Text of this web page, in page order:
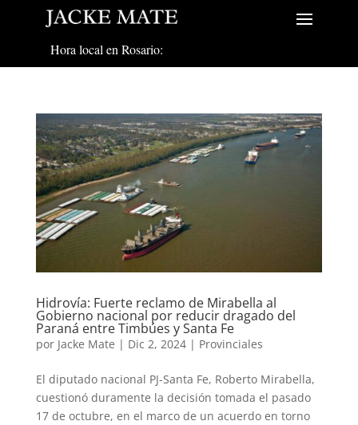
Hora local en Rosario:
Hidrovía: Fuerte reclamo de Mirabella al
Gobierno nacional por reducir dragado del
Paraná entre Timbúes y Santa Fe
por Jacke Mate | Dic 2, 2024| Provinciales
El diputado nacional PJ-Santa Fe, Roberto Mirabella,
cuestionó duramente la decisión tomada el pasado
17 de octubre, en el marco de un acuerdo en torno